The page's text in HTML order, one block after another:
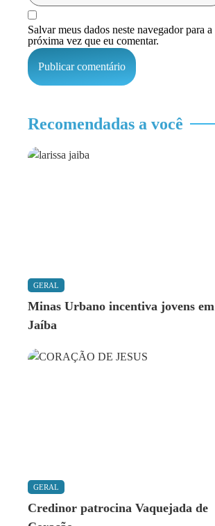
Salvar meus dados neste navegador para a
próxima vez que eu comentar.
Recomendadas a você
GERAL
Minas Urbano incentiva jovens em
Jaíba
GERAL
Credinor patrocina Vaquejada de